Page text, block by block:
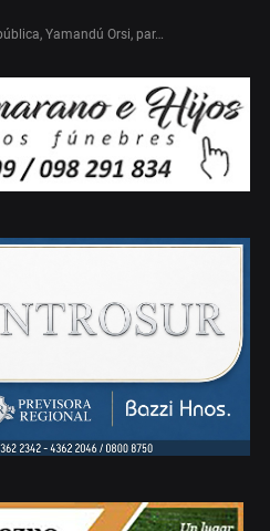
Yamandú Orsi, par…